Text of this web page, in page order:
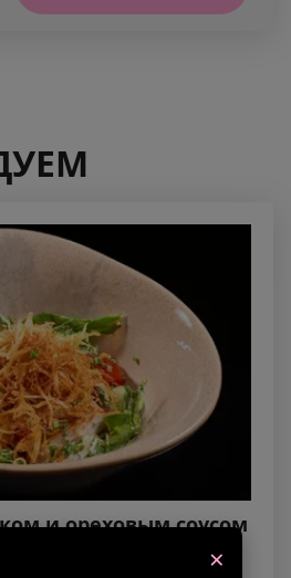
и ореховым соусом
×